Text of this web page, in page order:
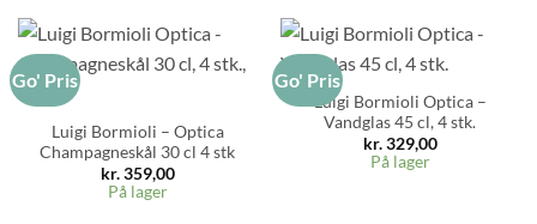
Go' Pris
Luigi Bormioli – Optica
Champagneskål 30 cl 4 stk
kr.359,00
På lager
Go' Pris
Luigi Bormioli Optica –
Vandglas 45 cl, 4 stk.
kr.329,00
På lager